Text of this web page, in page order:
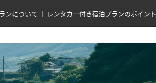
ンについて レンタカー付き宿泊プランのポイント